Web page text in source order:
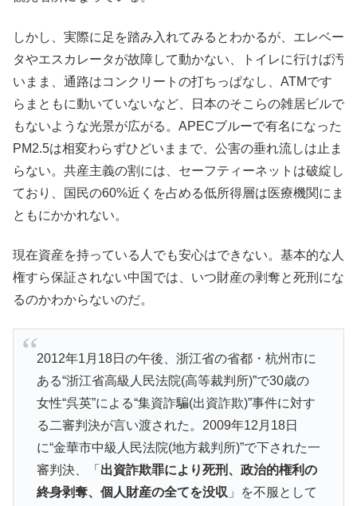
しかし、実際に足を踏み入れてみるとわかるが、エレベー
タやエスカレータが故障して動かない、トイレに行けば汚
いまま、通路はコンクリートの打ちっぱなし、ATMです
らまともに動いていないなど、日本のそこらの雑居ビルで
もないような光景が広がる。APECブルーで有名になった
PM2.5は相変わらずひどいままで、 公害の垂れ流しは止ま
らない。共産主義の割には、セーフティーネットは破綻し
ており、国民の60%近くを占める低所得層は医療機関にま
ともにかかれない。
現在資産を持っている人でも安心はできない。基本的な人
権すら保証されない中国では、いつ財産の剥奪と死刑にな
るのかわからないのだ。
2012年1月18日の午後、浙江省の省都・杭州市に
ある“浙江省高級人民法院(高等裁判所)”で30歳の
女性“呉英”による“集資詐騙(出資詐欺)”事件に対す
る二審判決が言い渡された。2009年12月18日
に“金華市中級人民法院(地方裁判所)”で下された一
審判決、「 出資詐欺罪により死刑、政治的権利の
終身剥奪、個人財産の全てを没収 」を不服として